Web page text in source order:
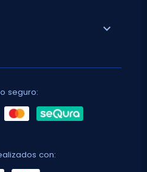
expand_more
seguro:
con: